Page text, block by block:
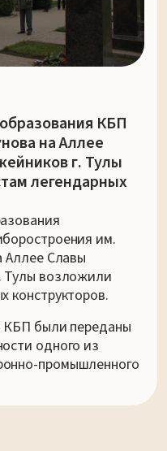
КБП
на Аллее
г. Тулы
легендарных
им.
Аллее Славы
Тулы возложили
конструкторов.
КБП были переданы
одного из
промышленного